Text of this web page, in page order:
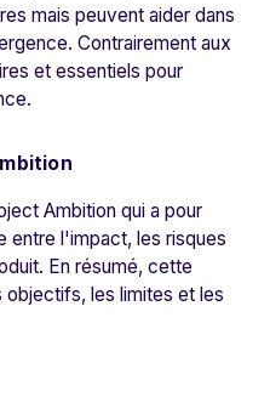
mais peuvent aider dans
Contrairement aux
et essentiels pour
Ambition qui a pour
entre l'impact, les risques
En résumé, cette
les limites et les